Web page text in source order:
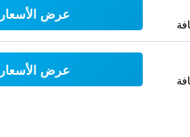
عرض الأسعار
عرض الأسعار